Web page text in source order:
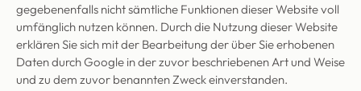
gegebenenfalls nicht sämtliche Funktionen dieser Website voll
umfänglich nutzen können. Durch die Nutzung dieser Website
erklären Sie sich mit der Bearbeitung der über Sie erhobenen
Daten durch Google in der zuvor beschriebenen Art und Weise
und zu dem zuvor benannten Zweck einverstanden.